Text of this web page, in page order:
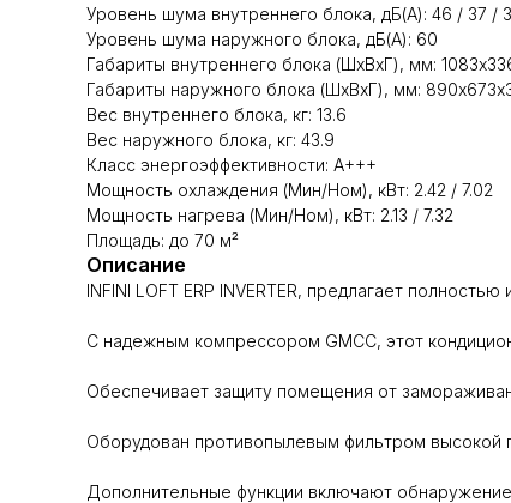
Уровень шума внутреннего блока, дБ(А): 46 / 37 /
Уровень шума наружного блока, дБ(А): 60
Габариты внутреннего блока (ШхВхГ), мм:
Габариты наружного блока (ШхВхГ), мм:
Вес внутреннего блока, кг: 13.6
Вес наружного блока, кг: 43.9
Класс энергоэффективности: A+++
Мощность охлаждения (Мин/Ном), кВт: 2.42 / 7.02
Мощность нагрева (Мин/Ном), кВт: 2.13 / 7.32
Площадь: до 70 м²
Описание
INFINI LOFT ERP INVERTER, предлагает
С надежным компрессором GMCC, этот
Обеспечивает защиту помещения от
Оборудован противопылевым фильтром высокой
Дополнительные функции включают